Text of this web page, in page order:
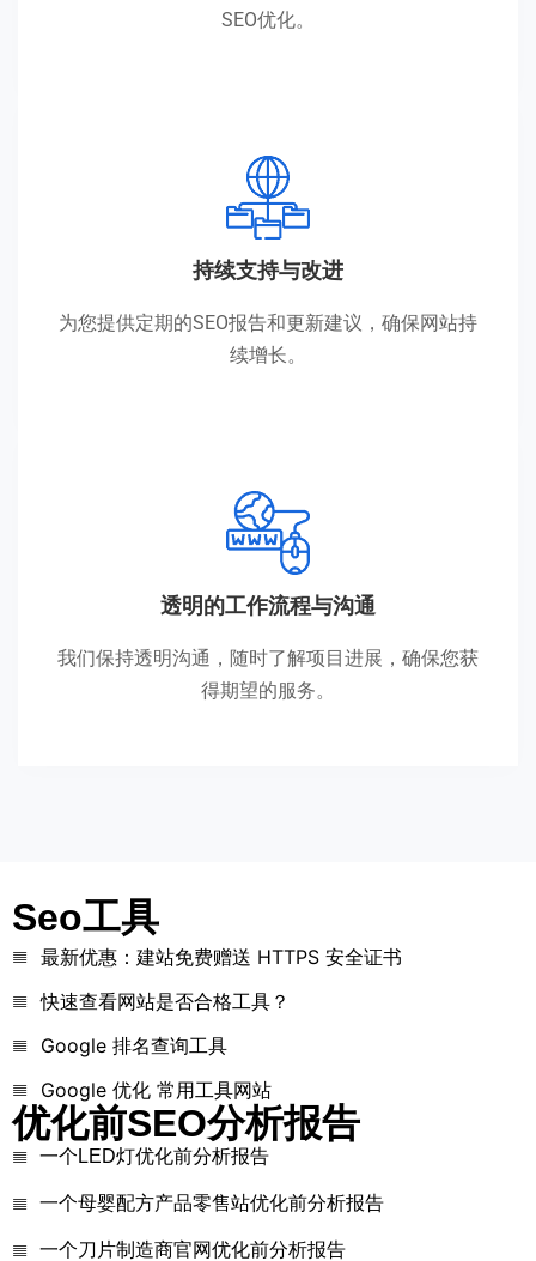
SEO优化。
持续支持与改进
为您提供定期的SEO报告和更新建议，确保网站持
续增长。
透明的工作流程与沟通
我们保持透明沟通，随时了解项目进展，确保您获
得期望的服务。
Seo工具
最新优惠：建站免费赠送 HTTPS 安全证书
快速查看网站是否合格工具？
Google 排名查询工具
Google 优化 常用工具网站
优化前SEO分析报告
一个LED灯优化前分析报告
一个母婴配方产品零售站优化前分析报告
一个刀片制造商官网优化前分析报告